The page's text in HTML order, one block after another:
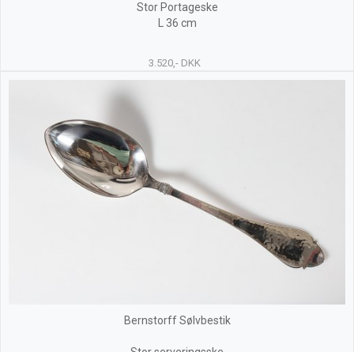
Stor Portageske
L 36 cm
3.520,- DKK
Bernstorff Sølvbestik